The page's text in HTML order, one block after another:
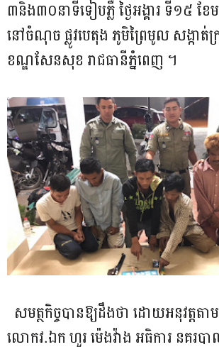
៣និង៣០នាទីទៀបភ្លឺ ថ្ងៃអង្គារ ទី១៥​ ខែ
នៅចំណុច ផ្លូវបេតុង ភូមិព្រៃមូល សង្កាត់ក្រ
ខណ្ឌសែនសុខ រាជធានីភ្នំពេញ ។
សមត្ថកិច្ចបានឱ្យដឹងថា ដោយអនុវត្តតា
លោកវ.ឯក ហួរ ម៉េងវ៉ាង អធិការ នគរ